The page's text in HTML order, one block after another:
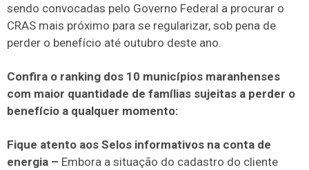
sendo convocadas pelo Governo Federal a procurar o
CRAS mais próximo para se regularizar, sob pena de
perder o benefício até outubro deste ano.
Confira o ranking dos 10 municípios maranhenses
com maior quantidade de famílias sujeitas a perder o
benefício a qualquer momento:
Fique atento aos Selos informativos na conta de
energia – Embora a situação do cadastro do cliente